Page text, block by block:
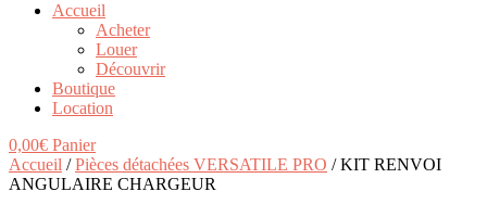
Accueil
Acheter
Louer
Découvrir
Boutique
Location
0,00€ Panier
Accueil /Pièces détachées VERSATILE PRO / KIT RENVOI
ANGULAIRE CHARGEUR